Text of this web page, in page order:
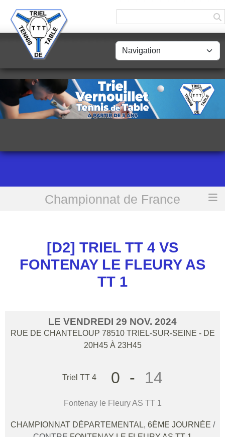
Championnat de France
[D2] Triel TT 4 vs Fontenay le Fleury AS TT 1
[D2] TRIEL TT 4 VS
FONTENAY LE FLEURY AS
TT 1
LE VENDREDI 29 NOV. 2024
RUE DE CHANTELOUP 78510 TRIEL-SUR-SEINE - DE
20H45 À 23H45
Triel TT 4 0 - 14
Fontenay le Fleury AS TT 1
CHAMPIONNAT DÉPARTEMENTAL, 6ÈME JOURNÉE /